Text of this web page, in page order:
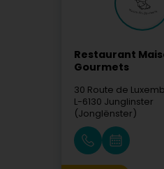
Restaurant
Gourmets
30 Route de
L-6130 Junglinster
(Jonglënster)